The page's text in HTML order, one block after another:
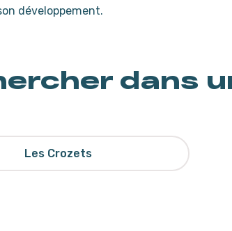
développement.
dans
Les Crozets